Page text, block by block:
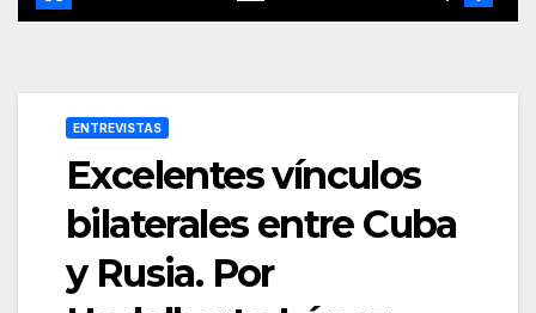
ENTREVISTAS
Excelentes vínculos
bilaterales entre Cuba
y Rusia. Por